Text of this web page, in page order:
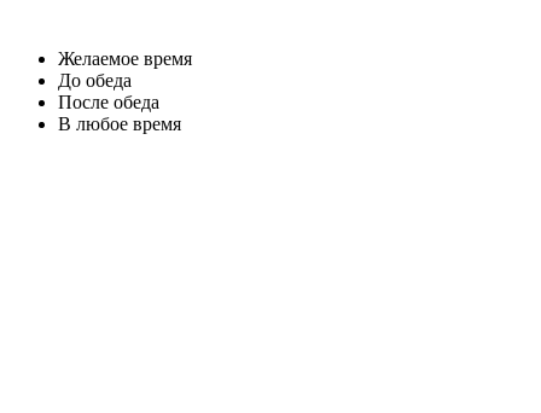
Желаемое время
До обеда
После обеда
В любое время